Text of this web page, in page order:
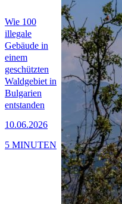
Wie 100
illegale
Gebäude in
einem
geschützten
Waldgebiet in
Bulgarien
entstanden
10.06.2026
5 MINUTEN